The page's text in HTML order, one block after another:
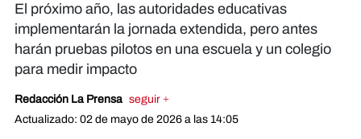
El próximo año, las autoridades educativas
implementarán la jornada extendida, pero antes
harán pruebas pilotos en una escuela y un colegio
para medir impacto
Redacción La Prensa seguir +
Actualizado: 02 de mayo de 2026 a las 14:05